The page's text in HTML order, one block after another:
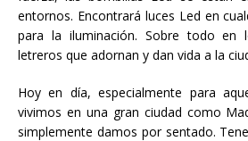
entornos. Encontrará luces Led en
para la iluminación. Sobre todo en
letreros que adornan y dan vida a la
Hoy en día, especialmente para
vivimos en una gran ciudad como
simplemente damos por sentado.